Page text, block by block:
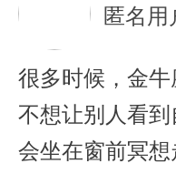
匿名用
很多时候，金
不想让别人看
会坐在窗前冥